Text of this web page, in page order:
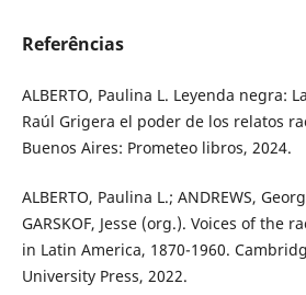
Referências
ALBERTO, Paulina L. Leyenda negra:
Raúl Grigera el poder de los relatos
Buenos Aires: Prometeo libros, 2024.
ALBERTO, Paulina L.; ANDREWS,
GARSKOF, Jesse (org.). Voices of the
in Latin America, 1870-1960.
University Press, 2022.